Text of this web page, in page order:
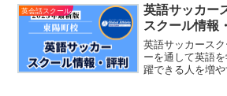
英会話スクール
英語サッカー
スクール情報
英語サッカース
ーを通して英語
躍できる人を増